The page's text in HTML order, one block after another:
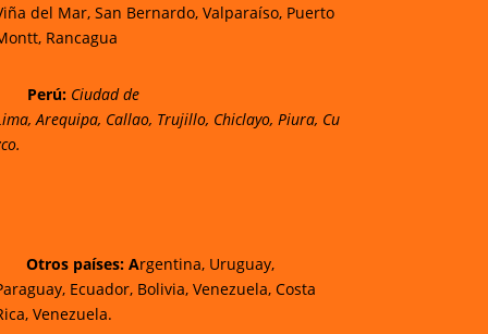
del Mar, San Bernardo, Valparaíso, Puerto
Rancagua
Perú: Ciudad de
,Arequipa, Callao, Trujillo, Chiclayo, Piura, Cu
Otros países: Argentina, Uruguay,
Ecuador, Bolivia, Venezuela, Costa
Venezuela.